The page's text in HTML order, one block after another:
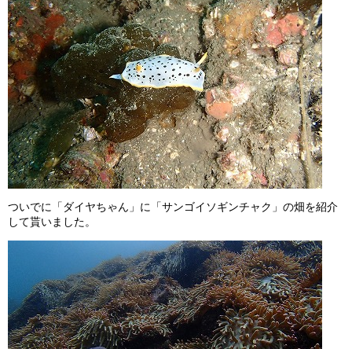
ついでに「ダイヤちゃん」に「サンゴイソギンチャク」の畑を紹介
して貰いました。